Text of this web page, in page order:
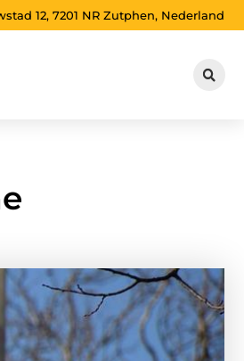
12, 7201 NR Zutphen, Nederland